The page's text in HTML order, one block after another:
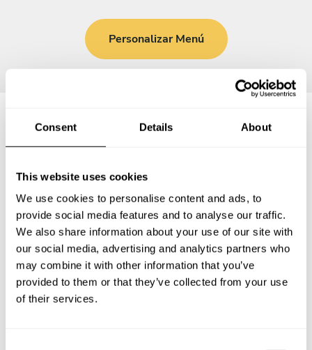
Consent Details About
This website uses cookies
We use cookies to personalise content and ads, to
provide social media features and to analyse our traffic.
We also share information about your use of our site with
our social media, advertising and analytics partners who
may combine it with other information that you’ve
provided to them or that they’ve collected from your use
of their services.
Personalizar Menú
Preguntas frecuentes
Estas son las preguntas más frecuentes sobre Chef a
Domicilio en Callosa de Segura.
¿Qué incluye un servicio de Chef a Domicilio en Callosa
de Segura?